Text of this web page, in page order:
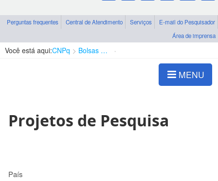
Perguntas frequentes Central de Atendimento Serviços
E-mail do Pesquisador
Área de imprensa
Você está aqui:CNPq Bolsas e Auxílios Vigentes
MENU
Projetos de Pesquisa
País